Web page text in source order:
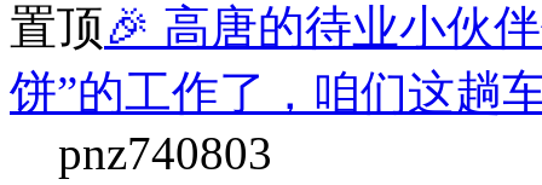
置顶🎉 高唐的待业小伙
饼”的工作了，咱们这趟
pnz740803